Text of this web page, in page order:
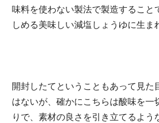
味料を使わない製法で製造すること
しめる美味しい減塩し ょうゆに生ま
開封したてということもあって見た
はないが、確かにこちらは酸味を一
りで、素材の良さを引き立てるよう